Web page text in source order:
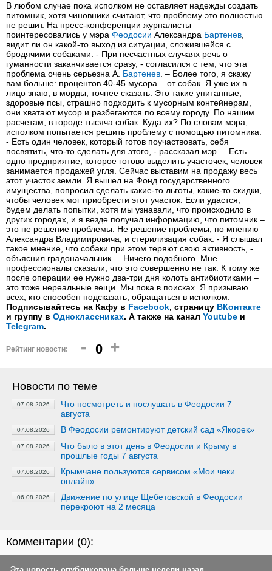
В любом случае пока исполком не оставляет надежды создать
питомник, хотя чиновники считают, что проблему это полностью
не решит. На пресс-конференции журналисты
поинтересовались у мэра Феодосии Александра Бартенев
видит ли он какой-то выход из ситуации, сложившейся с
бродячими собаками. - При несчастных случаях речь о
гуманности заканчивается сразу, - согласился с тем, что эта
проблема очень серьезна А. Бартенев . – Более того, я скажу
вам больше: процентов 40-45 мусора – от собак. Я уже их в
лицо знаю, в морды, точнее сказать. Это такие упитанные,
здоровые псы, страшно подходить к мусорным контейнерам,
они хватают мусор и разбегаются по всему городу. По нашим
расчетам, в городе тысяча собак. Куда их? По словам мэра,
исполком попытается решить проблему с помощью питомника.
- Есть один человек, который готов поучаствовать, себя
посвятить, что-то сделать для этого, - рассказал мэр. – Есть
одно предприятие, которое готово выделить участочек, человек
занимается продажей угля. Сейчас выставим на продажу весь
этот участок земли. Я вышел на Фонд государственного
имущества, попросил сделать какие-то льготы, какие-то скидки,
чтобы человек мог приобрести этот участок. Если удастся,
будем делать попытки, хотя мы узнавали, что происходило в
других городах, и я везде получал информацию, что питомник –
это не решение проблемы. Не решение проблемы, по мнению
Александра Владимировича, и стерилизация собак. - Я слышал
такое мнение, что собаки при этом теряют свою активность, -
объяснил градоначальник. – Ничего подобного. Мне
профессионалы сказали, что это совершенно не так. К тому же
после операции ее нужно два-три дня колоть антибиотиками –
это тоже нереальные вещи. Мы пока в поисках. Я призываю
всех, кто способен подсказать, обращаться в исполком.
Подписывайтесь на Кафу в Facebook, страницу ВКонтакте
и группу в Одноклассниках. А также на канал Youtube и
Telegram.
Рейтинг новости: - 0 +
Новости по теме
07.08.2026
Что посмотреть и послушать в Феодосии 7
августа
07.08.2026 В Феодосии ремонтируют детский сад «Якорек»
07.08.2026
Что было в этот день в Феодосии и Крыму в
прошлые годы 7 августа
07.08.2026
Крымчане пользуются сервисом «Мои чеки
онлайн»
06.08.2026
Движение по улице Щебетовской в Феодосии
перекроют на 2 месяца
Комментарии (0):